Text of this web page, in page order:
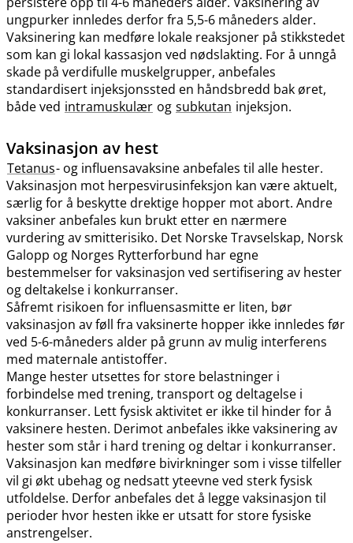
ungpurker innledes derfor fra 5,5-6 måneders alder.
Vaksinering kan medføre lokale reaksjoner på stikkstedet
som kan gi lokal kassasjon ved nødslakting. For å unngå
skade på verdifulle muskelgrupper, anbefales
standardisert injeksjonssted en håndsbredd bak øret,
både ved intramuskulær og subkutan injeksjon.
Vaksinasjon av hest
Tetanus- og influensavaksine anbefales til alle hester.
Vaksinasjon mot herpesvirusinfeksjon kan være aktuelt,
særlig for å beskytte drektige hopper mot abort. Andre
vaksiner anbefales kun brukt etter en nærmere
vurdering av smitterisiko. Det Norske Travselskap, Norsk
Galopp og Norges Rytterforbund har egne
bestemmelser for vaksinasjon ved sertifisering av hester
og deltakelse i konkurranser.
Såfremt risikoen for influensasmitte er liten, bør
vaksinasjon av føll fra vaksinerte hopper ikke innledes før
ved 5-6-måneders alder på grunn av mulig interferens
med maternale antistoffer.
Mange hester utsettes for store belastninger i
forbindelse med trening, transport og deltagelse i
konkurranser. Lett fysisk aktivitet er ikke til hinder for å
vaksinere hesten. Derimot anbefales ikke vaksinering av
hester som står i hard trening og deltar i konkurranser.
Vaksinasjon kan medføre bivirkninger som i visse tilfeller
vil gi økt ubehag og nedsatt yteevne ved sterk fysisk
utfoldelse. Derfor anbefales det å legge vaksinasjon til
perioder hvor hesten ikke er utsatt for store fysiske
anstrengelser.